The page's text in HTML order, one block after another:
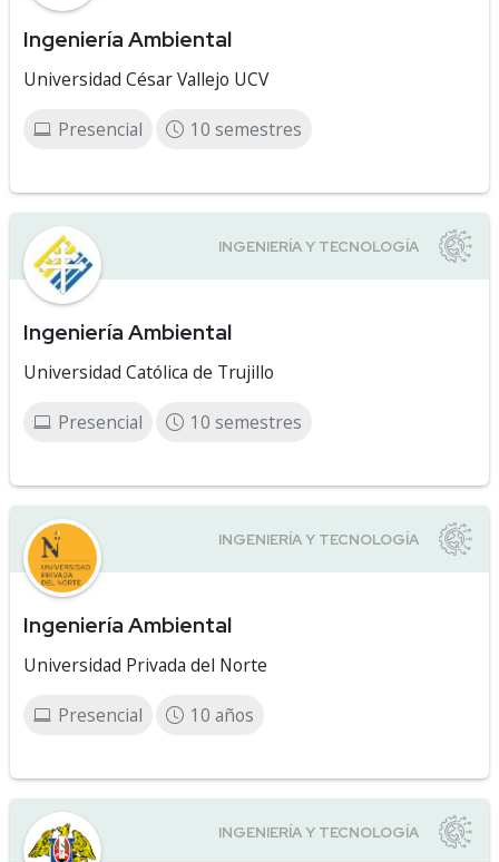
Ingeniería Ambiental
Universidad César Vallejo UCV
Presencial 10 semestres
Ingeniería Ambiental
Universidad Católica de Trujillo
Presencial 10 semestres
Ingeniería Ambiental
Universidad Privada del Norte
Presencial 10 años